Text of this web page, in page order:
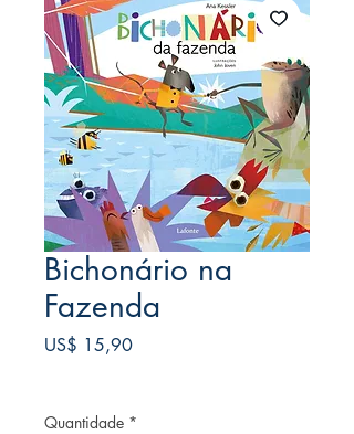
Bichonário na
Fazenda
US$ 15,90Preço
Quantidade *